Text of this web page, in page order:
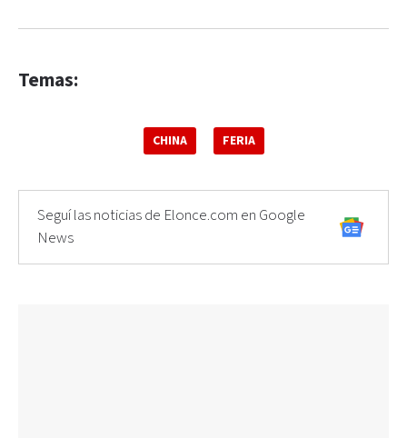
Temas:
CHINA FERIA
Seguí las noticias de Elonce.com en Google
News